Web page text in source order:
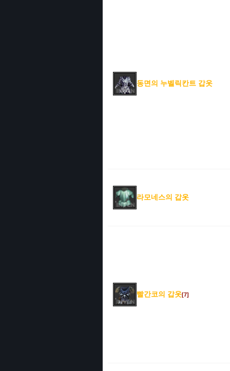
동면의 누벨릭칸트 갑옷
라모네스의 갑옷
빨간코의 갑옷[7]